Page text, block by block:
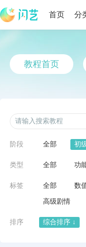
首页 分
教程首页
阶段 全部 初
类型 全部 功
标签 全部 数
高级剧情
排序 综合排序 ↓